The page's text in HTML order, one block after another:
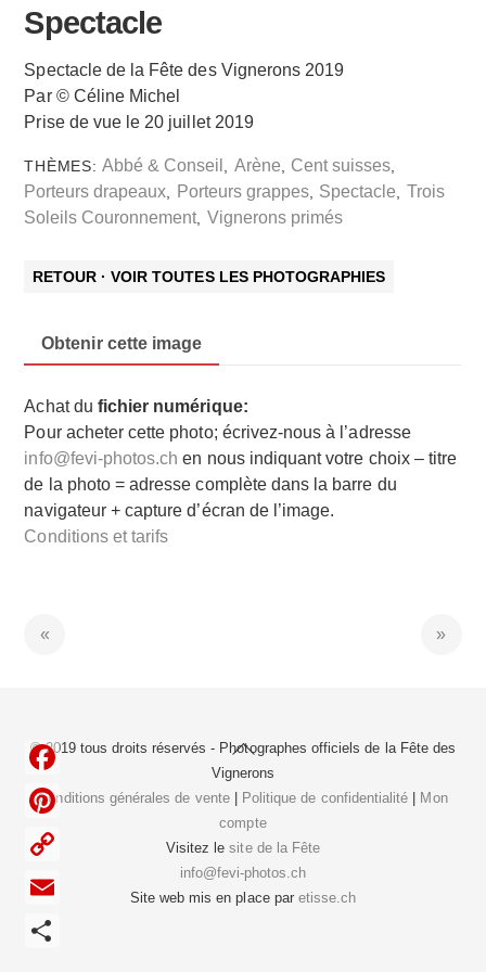
Spectacle
Spectacle de la Fête des Vignerons 2019
Par © Céline Michel
Prise de vue le 20 juillet 2019
THÈMES:Abbé & Conseil Arène Cent suisses
Porteurs drapeaux Porteurs grappes, Spectacle
Trois
Soleils Couronnement, Vignerons primés
RETOUR · VOIR TOUTES LES PHOTOGRAPHIES
Obtenir cette image
Achat du fichier numérique:
Pour acheter cette photo; écrivez-nous à l’adresse
info@fevi-photos.ch en nous indiquant votre choix – titre
de la photo = adresse complète dans la barre du
navigateur + capture d’écran de l’image.
Conditions et tarifs
Back
To
Top
© 2019 tous droits réservés - Photographes officiels de la Fête des
Vignerons
Conditions générales de vente| Politique de confidentialité | Mon
compte
Visitez lesite de la Fête
info@fevi-photos.ch
Site web mis en place par etisse.ch
F
c
e
b
C